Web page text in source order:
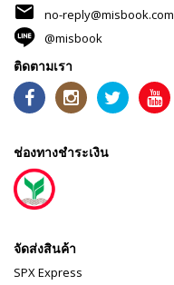
mail
no-reply@misbook.com
@misbook
ติดตามเรา
ช่องทางชำระเงิน
จัดส่งสินค้า
SPX Express